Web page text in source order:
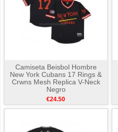
Camiseta Beisbol Hombre
New York Cubans 17 Rings &
Crwns Mesh Replica V-Neck
Negro
€24.50